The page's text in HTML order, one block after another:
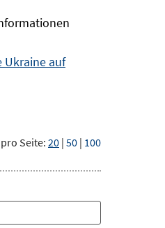
Ukraine auf
Seite:20 | 50 | 100